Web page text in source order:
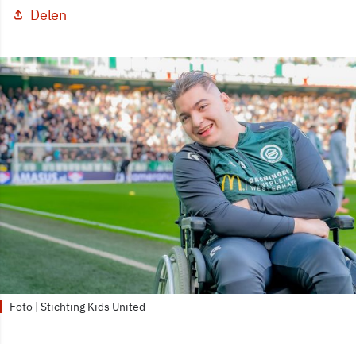
Delen
Foto | Stichting Kids United